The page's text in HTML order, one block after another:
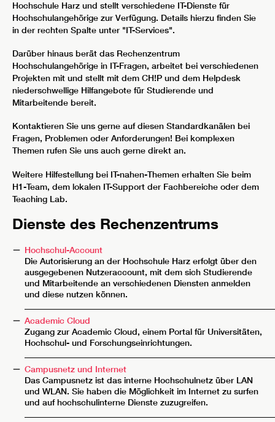
Hochschule Harz und stellt verschiedene IT-Dienste für
Hochschulangehörige zur Verfügung. Details hierzu finden Sie
in der rechten Spalte unter "IT-Services".
Darüber hinaus berät das Rechenzentrum
Hochschulangehörige in IT-Fragen, arbeitet bei verschiedenen
Projekten mit und stellt mit dem CH!P und dem Helpdesk
niederschwellige Hilfangebote für Studierende und
Mitarbeitende bereit.
Kontaktieren Sie uns gerne auf diesen Standardkanälen bei
Fragen, Problemen oder Anforderungen! Bei komplexen
Themen rufen Sie uns auch gerne direkt an.
Weitere Hilfestellung bei IT-nahen-Themen erhalten Sie beim
H1-Team, dem lokalen IT-Support der Fachbereiche oder dem
Teaching Lab.
Dienste des Rechenzentrums
Hochschul-Account
Die Autorisierung an der Hochschule Harz erfolgt über den
ausgegebenen Nutzeraccount, mit dem sich Studierende
und Mitarbeitende an verschiedenen Diensten anmelden
und diese nutzen können.
Academic Cloud
Zugang zur Academic Cloud, einem Portal für Universitäten,
Hochschul- und Forschungseinrichtungen.
Campusnetz und Internet
Das Campusnetz ist das interne Hochschulnetz über LAN
und WLAN. Sie haben die Möglichkeit im Internet zu surfen
und auf hochschulinterne Dienste zuzugreifen.